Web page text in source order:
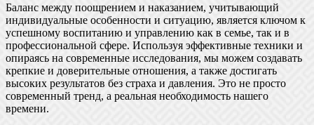
Баланс между поощрением и наказанием, учитывающий
индивидуальные особенности и ситуацию, является ключом к
успешному воспитанию и управлению как в семье, так и в
профессиональной сфере. Используя эффективные техники и
опираясь на современные исследования, мы можем создавать
крепкие и доверительные отношения, а также достигать
высоких результатов без страха и давления. Это не просто
современный тренд, а реальная необходимость нашего
времени.